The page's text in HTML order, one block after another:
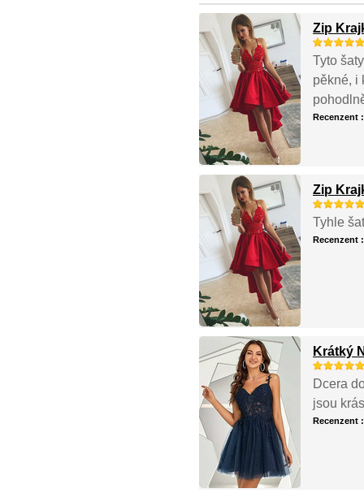
Zip
Tyto
pěkné, i
Recenzent
Zip
Tyhle
Recenzent
Krátký
Dcera
jsou
Recenzent